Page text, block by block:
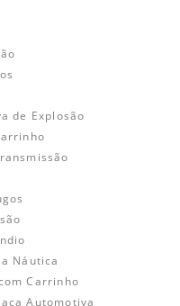
de Explosão
Náutica
Carrinho
Automotiva